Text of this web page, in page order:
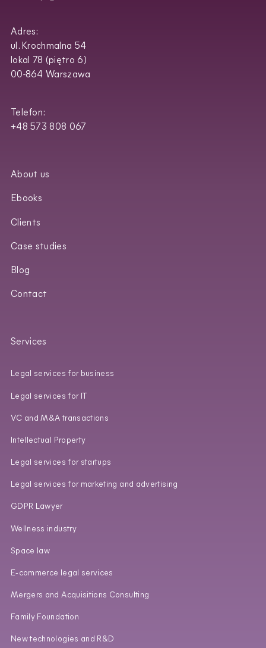
Adres:
ul. Krochmalna 54
lokal 78 (piętro 6)
00-864 Warszawa
Telefon:
+48 573 808 067
About us
Ebooks
Clients
Case studies
Blog
Contact
Services
Legal services for business
Legal services for IT
VC and M&A transactions
Intellectual Property
Legal services for startups
Legal services for marketing and advertising
GDPR Lawyer
Wellness industry
Space law
E‑commerce legal services
Mergers and Acquisitions Consulting
Family Foundation
New technologies and R&D